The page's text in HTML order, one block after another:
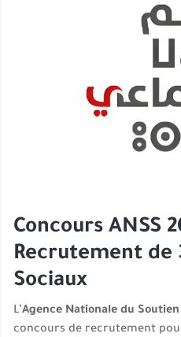
Concours ANSS
Recrutement de
Sociaux
L’Agence Nationale du Soutien
concours de recrutement